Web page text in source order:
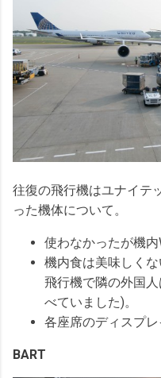
往復の飛行機はユナイテ
った機体について。
使わなかったが機内
機内食は美味しく
飛行機で隣の外国
べていました)。
各座席のディスプレ
BART